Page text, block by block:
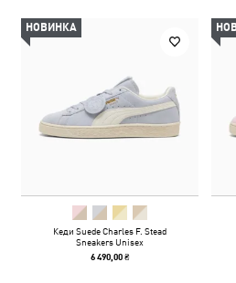
НОВИНКА
Кеди Suede Charles F. Stead
Sneakers Unisex
6 490,00 ₴